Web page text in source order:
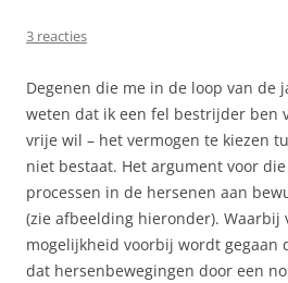
3 reacties
Degenen die me in de loop van de
weten dat ik een fel bestrijder ben
vrije wil – het vermogen te kiezen
niet bestaat. Het argument voor
processen in de hersenen aan
(zie afbeelding hieronder). Waarbij
mogelijkheid voorbij wordt gegaan
dat hersenbewegingen door een